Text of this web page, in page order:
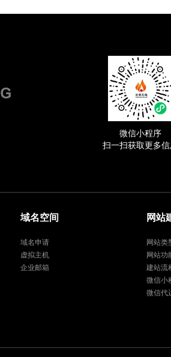
微信小程序
扫一扫获取更多
域名空间
域名申请
虚拟主机
企业邮箱
网站
网站类
网站功
建站流
微信小
微信代